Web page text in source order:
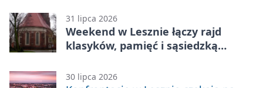
31 lipca 2026
Weekend w Lesznie łączy rajd
klasyków, pamięć i sąsiedzką
30 lipca 2026